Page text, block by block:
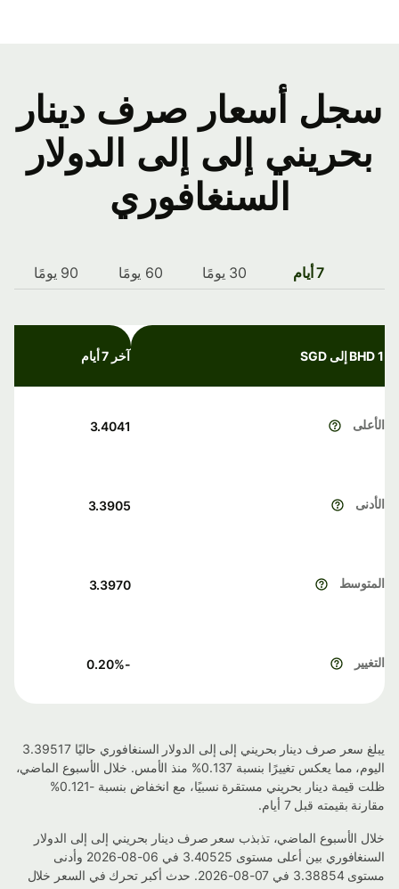
سجل أسعار صرف دينار
بحريني إلى إلى الدولار
السنغافوري
7 أيام 30 يومًا 60 يومًا 90 يومًا
1 BHD إلى SGD آخر 7 أيام
الأعلى 3.4041
الأدنى 3.3905
المتوسط 3.3970
التغيير -0.20
%
يبلغ سعر صرف دينار بحريني إلى إلى الدولار السنغافوري حاليًا 3.39517
اليوم، مما يعكس تغييرًا بنسبة 0.137% منذ الأمس. خلال الأسبوع الماضي،
ظلت قيمة دينار بحريني مستقرة نسبيًا، مع انخفاض بنسبة -0.121%
مقارنة بقيمته قبل 7 أيام.
خلال الأسبوع الماضي، تذبذب سعر صرف دينار بحريني إلى إلى الدولار
السنغافوري بين أعلى مستوى 3.40525 في 06-08-2026 وأدنى
مستوى 3.38854 في 07-08-2026. حدث أكبر تحرك في السعر خلال